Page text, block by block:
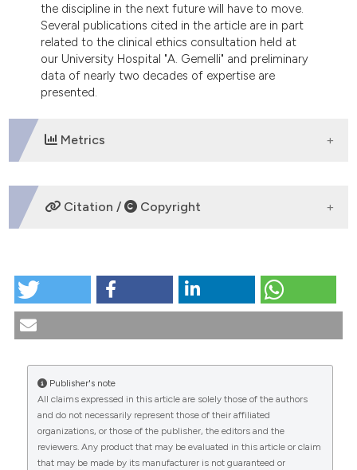
the discipline in the next future will have to move.
Several publications cited in the article are in part
related to the clinical ethics consultation held at
our University Hospital "A. Gemelli" and preliminary
data of nearly two decades of expertise are
presented.
Metrics
DOWNLOADS
CITATIONS
Citation / Copyright
Dalla morale medica alla bioetica clinica. (2010).
Ulteriori formati di citazione
Publisher's note
All claims expressed in this article are solely those of the authors
and do not necessarily represent those of their affiliated
organizations, or those of the publisher, the editors and the
reviewers. Any product that may be evaluated in this article or claim
that may be made by its manufacturer is not guaranteed or